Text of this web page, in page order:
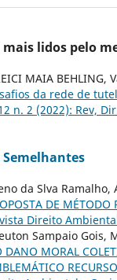
lidos pelo
MAIA
da rede de
n. 2 (2022): Rev,
da Slva Ramalho,
DE
Direito
Sampaio Gois,
DANO MORAL